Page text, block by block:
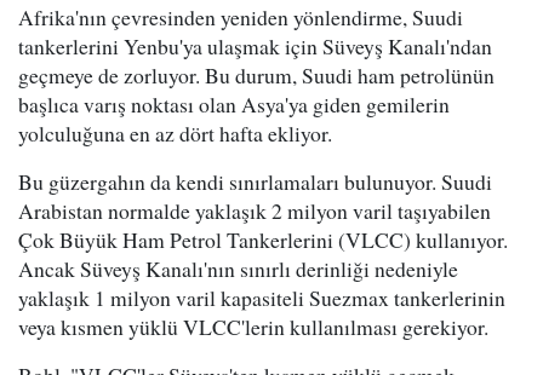
Afrika'nın çevresinden yeniden yönlendirme, Suudi
tankerlerini Yenbu'ya ulaşmak için Süveyş Kanalı'ndan
geçmeye de zorluyor. Bu durum, Suudi ham petrolünün
başlıca varış noktası olan Asya'ya giden gemilerin
yolculuğuna en az dört hafta ekliyor.
Bu güzergahın da kendi sınırlamaları bulunuyor. Suudi
Arabistan normalde yaklaşık 2 milyon varil taşıyabilen
Çok Büyük Ham Petrol Tankerlerini (VLCC) kullanıyor.
Ancak Süveyş Kanalı'nın sınırlı derinliği nedeniyle
yaklaşık 1 milyon varil kapasiteli Suezmax tankerlerinin
veya kısmen yüklü VLCC'lerin kullanılması gerekiyor.